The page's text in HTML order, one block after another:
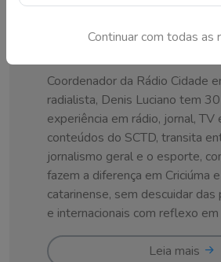
Continuar com todas as
Coordenador da Rádio Cidade
radialista, Denis Luciano tem
experiência em rádio, jornal, TV
conteúdos do SCTD, transita
jornalismo geral e o esporte,
fazem a diferença em Criciúma
catarinense, sem descuidar das
e internacionais com reflexo
Leia mais